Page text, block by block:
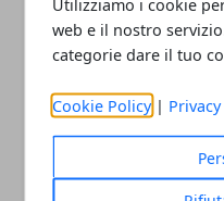
Utilizziamo i cookie
web e il nostro
categorie dare il tuo
Cookie Policy |
ARTICOLI CORRELATI